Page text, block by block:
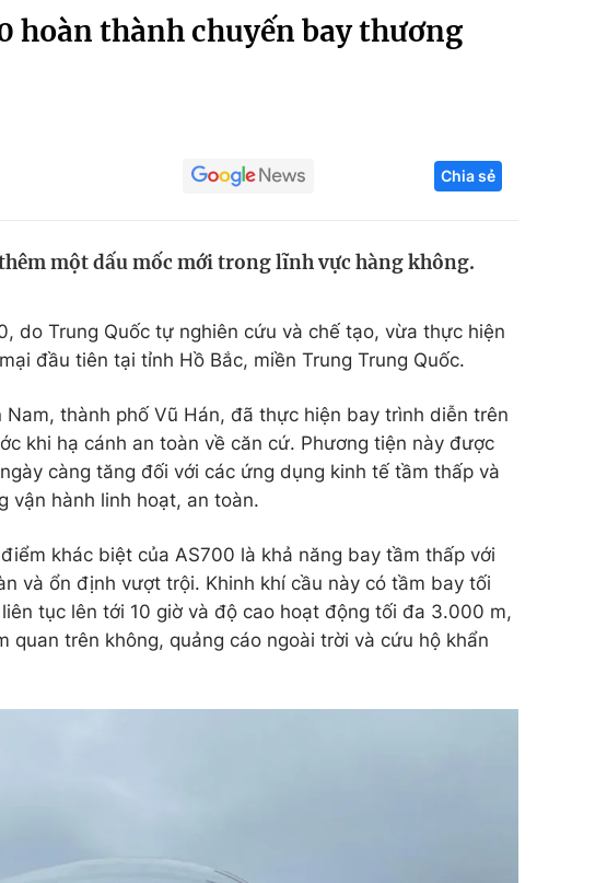
Infographic
Tuyển sinh
Hitech Công nghệ tương lai
Thị trường
hoàn thành chuyến bay thương
Chia sẻ
một dấu mốc mới trong lĩnh vực hàng không.
do Trung Quốc tự nghiên cứu và chế tạo, vừa thực hiện
đầu tiên tại tỉnh Hồ Bắc, miền Trung Trung Quốc.
thành phố Vũ Hán, đã thực hiện bay trình diễn trên
khi hạ cánh an toàn về căn cứ. Phương tiện này được
càng tăng đối với các ứng dụng kinh tế tầm thấp và
vận hành linh hoạt, an toàn.
khác biệt của AS700 là khả năng bay tầm thấp với
và ổn định vượt trội. Khinh khí cầu này có tầm bay tối
tục lên tới 10 giờ và độ cao hoạt động tối đa 3.000 m,
quan trên không, quảng cáo ngoài trời và cứu hộ khẩn